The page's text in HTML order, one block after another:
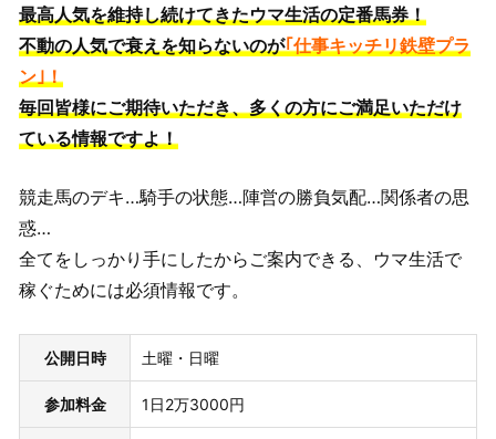
最高人気を維持し続けてきたウマ生活の定番馬券！
不動の人気で衰えを知らないのが｢仕事キッチリ鉄壁プラ
ン｣！
毎回皆様にご期待いただき、多くの方にご満足いただけ
ている情報ですよ！
競走馬のデキ…騎手の状態…陣営の勝負気配…関係者の思
惑…
全てをしっかり手にしたからご案内できる、ウマ生活で
稼ぐためには必須情報です。
公開日時 土曜・日曜
参加料金 1日2万3000円